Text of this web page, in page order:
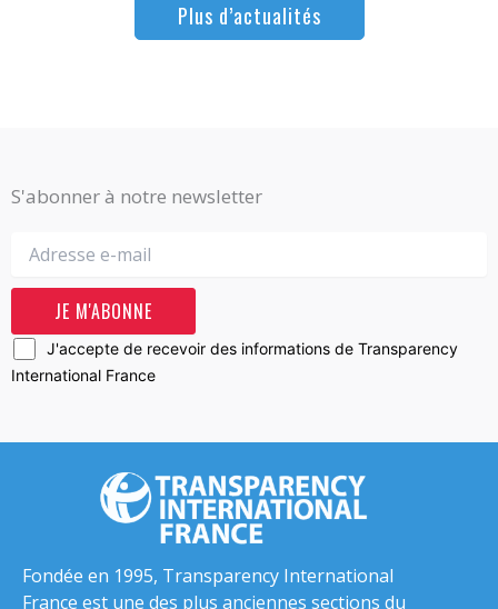
Plus d’actualités
S'abonner à notre newsletter
J'accepte de recevoir des informations de Transparency
International France
Fondée en 1995, Transparency International
France est une des plus anciennes sections du